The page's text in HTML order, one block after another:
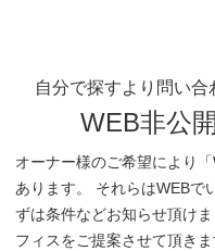
自分で探すより問い
WEB非公
オーナー様のご希望により
あります。 それらはWEBで
ずは条件などお知らせ頂け
フィスをご提案させて頂き